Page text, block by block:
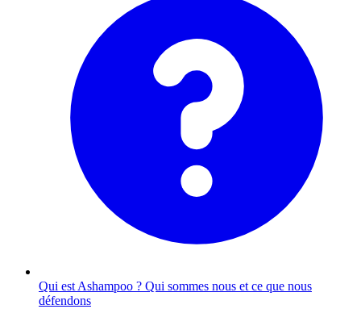
Qui est Ashampoo ? Qui sommes nous et ce que nous
défendons